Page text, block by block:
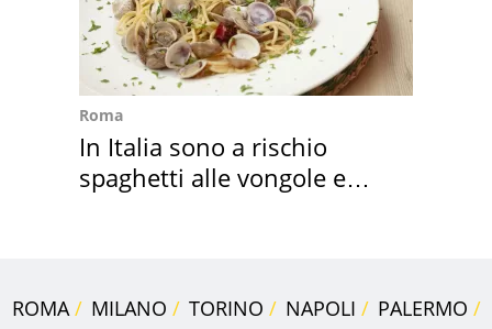
Roma
In Italia sono a rischio
spaghetti alle vongole e
ROMA MILANO TORINO NAPOLI
PALERMO